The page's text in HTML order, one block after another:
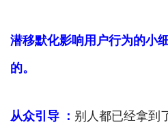
潜移默化影响用户行为的小
的。
从众引导 ： 别人都已经拿到